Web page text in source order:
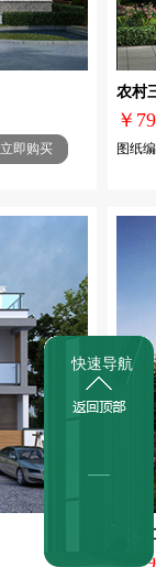
立即购买
农村
￥
图纸编
乡
￥
快速导航